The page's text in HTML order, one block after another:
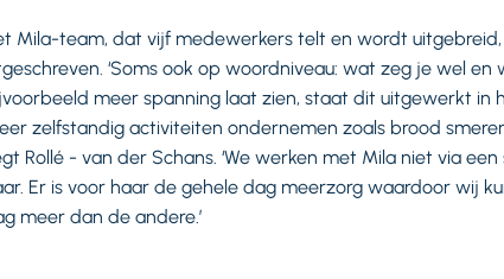
Mila-team, dat vijf medewerkers telt en wordt
‘Soms ook op woordniveau: wat zeg je wel en
meer spanning laat zien, staat dit uitgewerkt in
zelfstandig activiteiten ondernemen zoals brood
Rollé - van der Schans. ‘We werken met Mila niet via
Er is voor haar de gehele dag meerzorg waardoor wij
meer dan de andere.’